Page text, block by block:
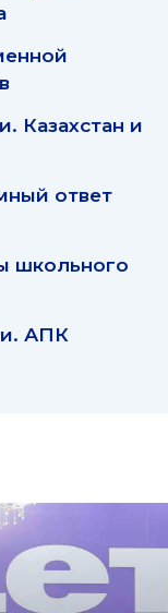
Казахстан и
ответ
школьного
АПК